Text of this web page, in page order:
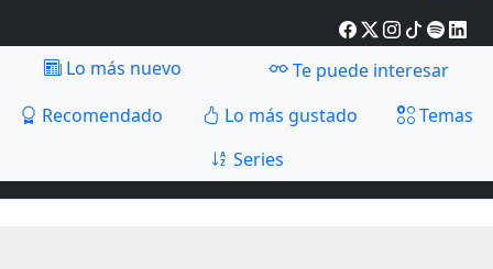
Lo más nuevo
Te puede interesar
Recomendado
Lo más gustado
Temas
Series